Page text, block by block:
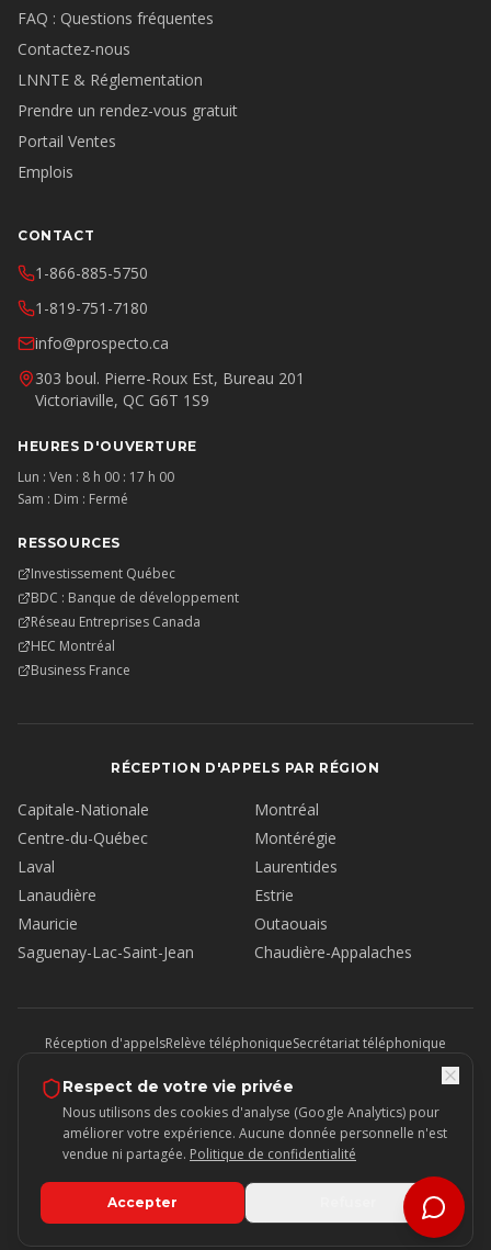
Respect de votre vie privée
Nous utilisons des cookies d'analyse (Google Analytics) pour
améliorer votre expérience. Aucune donnée personnelle n'est
vendue ni partagée. Politique de confidentialité
Accepter
FAQ : Questions fréquentes
Contactez-nous
LNNTE & Réglementation
Prendre un rendez-vous gratuit
Portail Ventes
Emplois
CONTACT
1-866-885-5750
1-819-751-7180
info@prospecto.ca
303 boul. Pierre-Roux Est, Bureau 201
Victoriaville, QC G6T 1S9
HEURES D'OUVERTURE
Lun : Ven : 8 h 00 : 17 h 00
Sam : Dim : Fermé
RESSOURCES
Investissement Québec
BDC : Banque de développement
Réseau Entreprises Canada
HEC Montréal
Business France
RÉCEPTION D'APPELS PAR RÉGION
Capitale-Nationale
Montréal
Centre-du-Québec
Montérégie
Laval
Laurentides
Lanaudière
Estrie
Mauricie
Outaouais
Saguenay-Lac-Saint-Jean
Chaudière-Appalaches
Réception d'appelsRelève téléphoniqueSecrétariat téléphonique
Centre d'appels entrantsRéception bilingue
Accueil multi-succursales
Messages instantanés Équipe dédiée
Sans contrat long terme
Prospecto : Tous droits réservés.Service de réception d'appels
pour entreprises.
confidentialité
·LNNTE
Réception · Secrétariat · Service
client
·Portail